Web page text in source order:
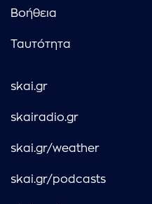
Βοήθεια
Ταυτότητα
skai.gr
skairadio.gr
skai.gr/weather
skai.gr/podcasts